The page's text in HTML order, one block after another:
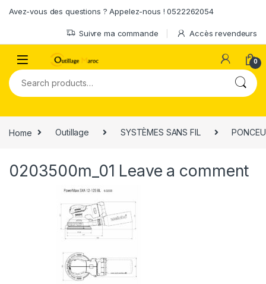
Avez-vous des questions ? Appelez-nous ! 0522262054
Suivre ma commande Accès revendeurs
0
Search for:
Home Outillage SYSTÈMES SANS FIL
0203500m_01 Leave a comment